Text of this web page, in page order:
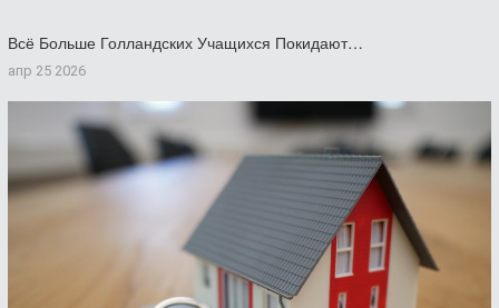
Всё Больше Голландских Учащихся Покидают…
апр 25 2026